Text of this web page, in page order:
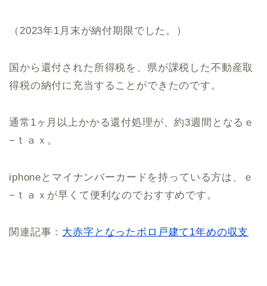
（2023年1月末が納付期限でした。）
国から還付された所得税を、県が課税した不動産取
得税の納付に充当することができたのです。
通常1ヶ月以上かかる還付処理が、約3週間となるｅ
−ｔａｘ。
iphoneとマイナンバーカードを持っている方は、ｅ
−ｔａｘが早くて便利なのでおすすめです。
関連記事： 大赤字となったボロ戸建て1年めの収支